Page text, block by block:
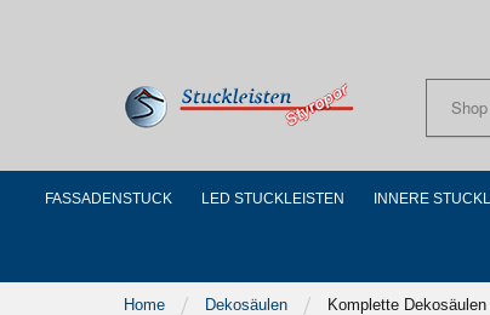
FASSADENSTUCK LED STUCKLEISTEN INNERE
Home Dekosäulen Komplette